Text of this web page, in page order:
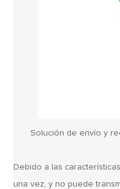
Solución de envío y
Debido a las
una vez, y no puede